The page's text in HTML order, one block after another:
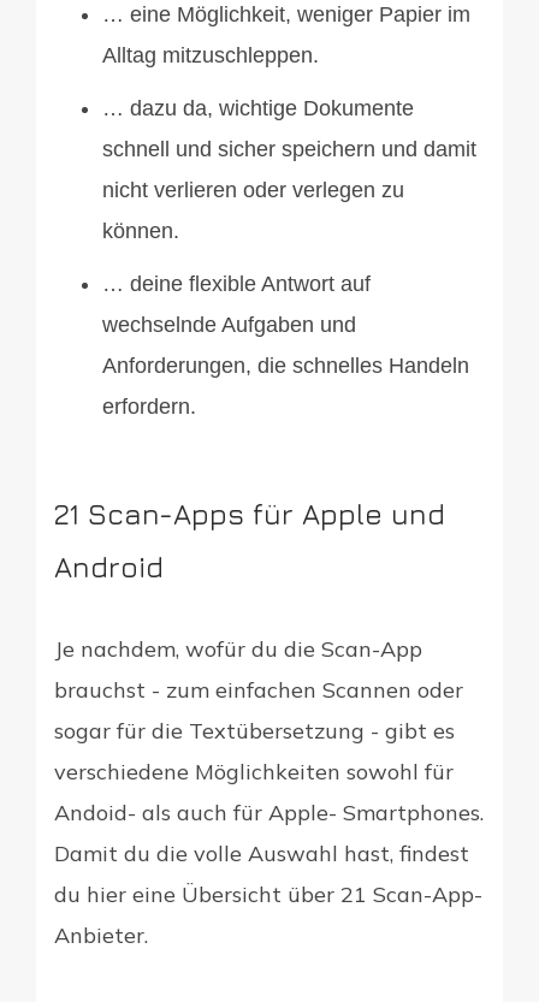
… eine Möglichkeit, weniger Papier im
Alltag mitzuschleppen.
… dazu da, wichtige Dokumente
schnell und sicher speichern und damit
nicht verlieren oder verlegen zu
können.
… deine flexible Antwort auf
wechselnde Aufgaben und
Anforderungen, die schnelles Handeln
erfordern.
21 Scan-Apps für Apple und
Android
Je nachdem, wofür du die Scan-App
brauchst - zum einfachen Scannen oder
sogar für die Textübersetzung - gibt es
verschiedene Möglichkeiten sowohl für
Andoid- als auch für Apple- Smartphones.
Damit du die volle Auswahl hast, findest
du hier eine Übersicht über 21 Scan-App-
Anbieter.